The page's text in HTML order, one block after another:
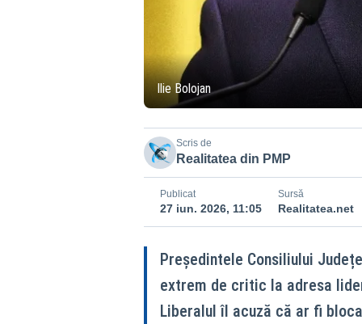
Ilie Bolojan
Scris de
Realitatea din PMP
Publicat
27 iun. 2026, 11:05
Sursă
Realitatea.net
Președintele Consiliului
extrem de critic la adresa
Liberalul îl acuză că ar fi